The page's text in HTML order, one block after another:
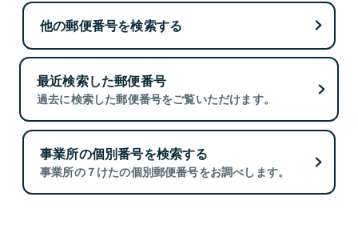
他の郵便番号を検索する
最近検索した郵便番号
過去に検索した郵便番号をご覧いただけます。
事業所の個別番号を検索する
事業所の７けたの個別郵便番号をお調べします。